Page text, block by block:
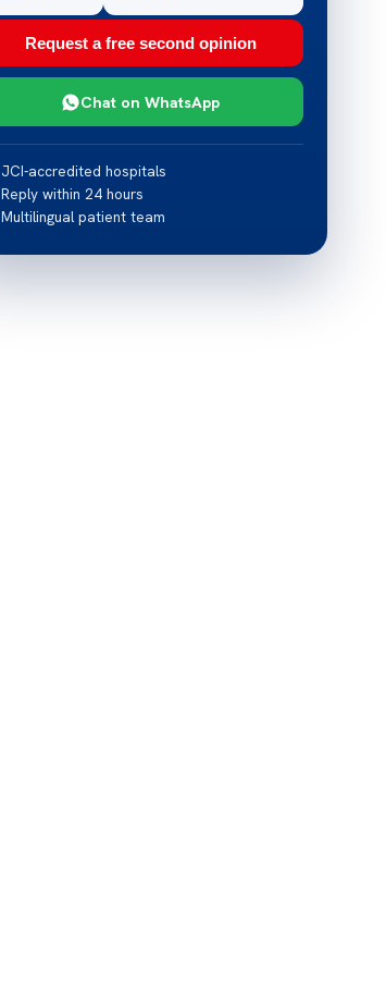
Request a free second opinion
Chat on WhatsApp
JCI-accredited hospitals
Reply within 24 hours
Multilingual patient team